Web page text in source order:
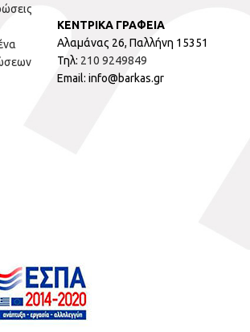
ΚΕΝΤΡΙΚΑ ΓΡΑΦΕΙΑ
Αλαμάνας 26, Παλλήνη 15351
Τηλ: 210 9249849
Email: info@barkas.gr